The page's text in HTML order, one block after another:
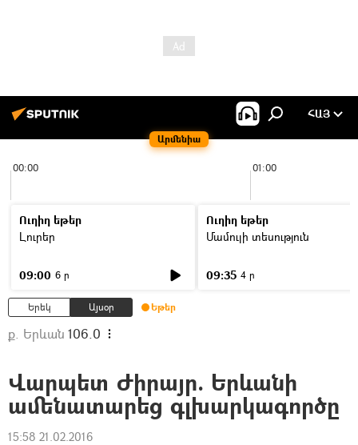
Արմենիա
ՀԱՅ
00:00 01:00
Ուղիղ եթեր
Լուրեր
09:00 6 ր
Ուղիղ եթեր
Մամուլի տեսություն
09:35 4 ր
Երեկ Այսօր Եթեր
ք. Երևան 106.0
Վարպետ Ժիրայր. Երևանի
ամենատարեց գլխարկագործը
15:58 21.02.2016